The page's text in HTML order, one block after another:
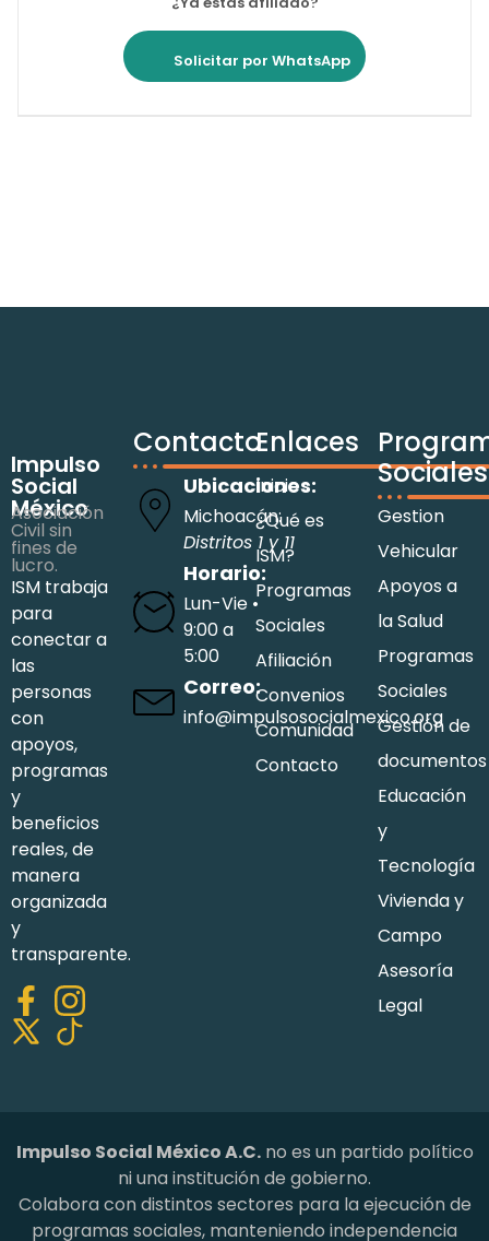
Solicitar por WhatsApp
Impulso
Social
México
Asociación
Civil sin
fines de
lucro.
ISM trabaja
para
conectar a
las
personas
con
apoyos,
programas
y
beneficios
reales, de
manera
organizada
y
transparente.
Contacto
Ubicaciones:
Michoacán:
Distritos 1 y 11
Horario:
Lun-Vie •
9:00 a
5:00
Correo:
info@impulsosocialmexico.org
Enlaces
Inicio
¿Qué es
ISM?
Programas
Sociales
Afiliación
Convenios
Comunidad
Contacto
Sociales
Gestion
Vehicular
Apoyos a
la Salud
Programas
Sociales
Gestión de
documentos
Educación
y
Tecnología
Vivienda y
Campo
Asesoría
Legal
Impulso Social México A.C.no es un partido político
ni una institución de gobierno.
Colabora con distintos sectores para la ejecución de
programas sociales, manteniendo independencia